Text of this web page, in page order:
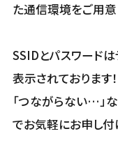
た通信環境をご用意
SSIDとパスワード
表示されております！
「つながらない…」
でお気軽にお申し付